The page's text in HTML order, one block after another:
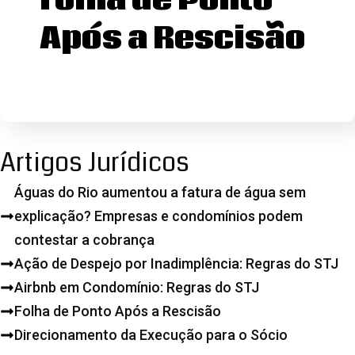
Após a Rescisão
Artigos Jurídicos
Águas do Rio aumentou a fatura de água sem
explicação? Empresas e condomínios podem
contestar a cobrança
Ação de Despejo por Inadimplência: Regras do STJ
Airbnb em Condomínio: Regras do STJ
Folha de Ponto Após a Rescisão
Direcionamento da Execução para o Sócio